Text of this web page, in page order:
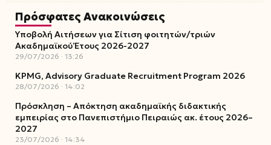
Πρόσφατες Ανακοινώσεις
Υποβολή Αιτήσεων για Σίτιση φοιτητών/τριών
Ακαδημαϊκού Έτους 2026-2027
29/07/2026 13:26
KPMG, Advisory Graduate Recruitment Program 2026
28/07/2026 14:02
Πρόσκληση – Απόκτηση ακαδημαϊκής διδακτικής
εμπειρίας στο Πανεπιστήμιο Πειραιώς ακ. έτους 2026–
2027
23/07/2026 14:34